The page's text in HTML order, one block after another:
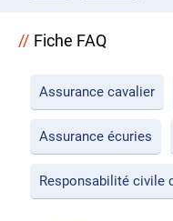
Fiche FAQ
Assurance cavalier
Assurance écuries
Responsabilité civile